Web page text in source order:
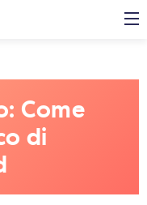
Come
di